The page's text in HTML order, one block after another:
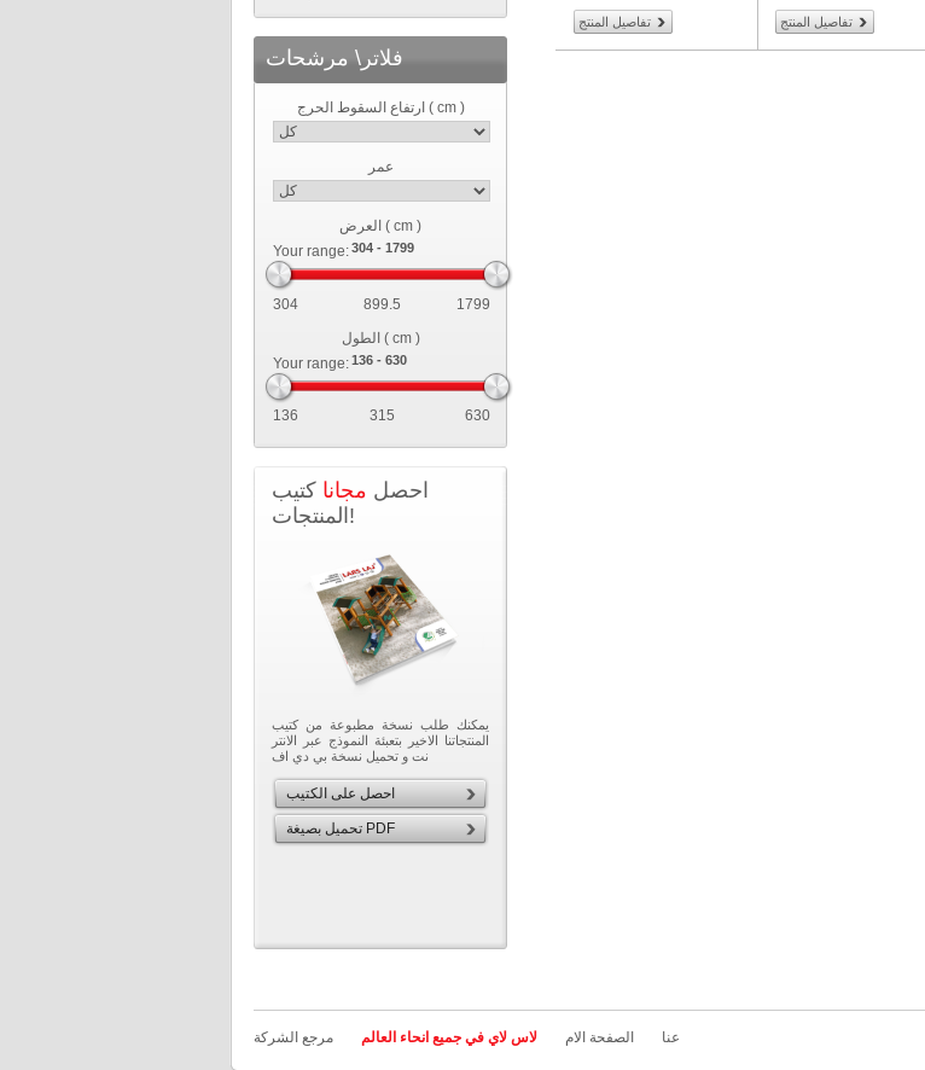
فلاتر\ مرشحات
ارتفاع السقوط الحرج ( cm )
عمر
العرض ( cm )
Your range:
304 899.5
1799
الطول ( cm )
Your range:
136 315 630
احصل مجانا كتيب
المنتجات!
يمكنك طلب نسخة مطبوعة من كتيب
المنتجاتنا الاخير بتعبئة النموذج عبر الانتر
نت و تحميل نسخة بي دي اف
احصل على الكتيب
تحميل بصيغة PDF
تفاصيل المنتج تفاصيل المنتج
عنا الصفحة الام لاس لاي في جميع انحاء العالم مرجع الشركة